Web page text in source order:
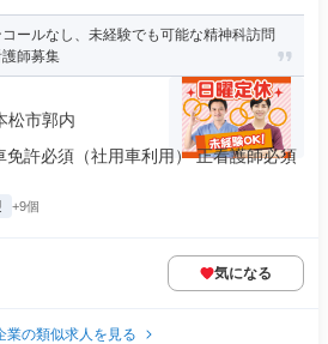
ールなし、未経験でも可能な精神科訪問
師募集
松市郭内
免許必須（社用車利用） 正看護師必須
+9個
気になる
業の類似求人を見る